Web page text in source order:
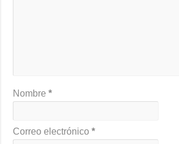
Nombre*
Correo electrónico*